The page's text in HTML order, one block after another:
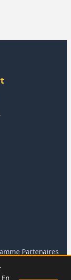
Partenaires
bénéfice sur les